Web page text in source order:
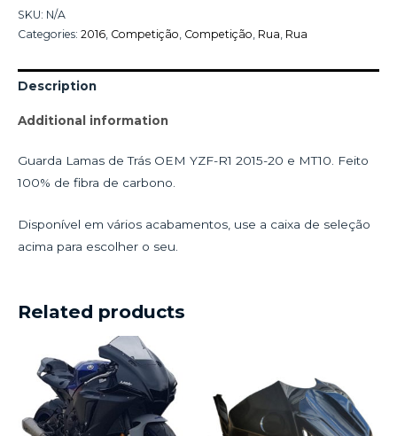
SKU: N/A
Categories: 2016 Competição Competição Rua Rua
Description
Additional information
Guarda Lamas de Trás OEM YZF-R1 2015-20 e MT10. Feito
100% de fibra de carbono.
Disponível em vários acabamentos, use a caixa de seleção
acima para escolher o seu.
Related products